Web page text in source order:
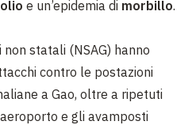
e un’epidemia di morbillo.
statali (NSAG) hanno
contro le postazioni
a Gao, oltre a ripetuti
e gli avamposti